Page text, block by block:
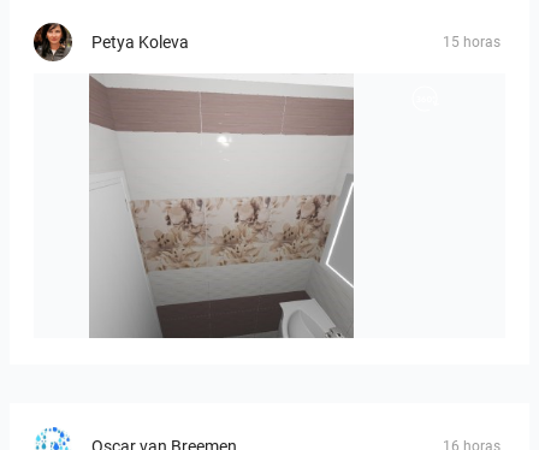
Petya Koleva 15 horas
viola_brown-01
Oscar van Breemen 16 horas